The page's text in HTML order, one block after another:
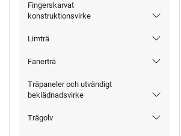
Fingerskarvat
konstruktionsvirke
Limträ
Fanerträ
Träpaneler och utvändigt
beklädnadsvirke
Trägolv